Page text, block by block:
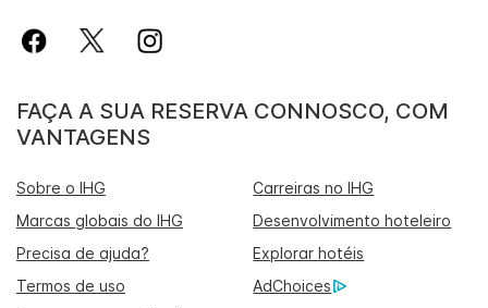
FAÇA A SUA RESERVA CONNOSCO, COM
VANTAGENS
Sobre o IHG
Carreiras no IHG
Marcas globais do IHG
Desenvolvimento hoteleiro
Precisa de ajuda?
Explorar hotéis
Termos de uso
AdChoices